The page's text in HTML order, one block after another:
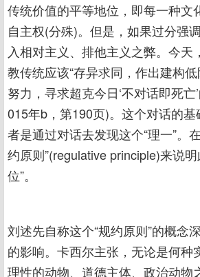
传统价值的平等地位，即每一种文
自主权(分殊)。但是，如果过分强
入相对主义、排他主义之弊。今天
教传统应该“存异求同，作出建构
努力，寻求超克今日‘不对话即死亡
015年b，第190页)。这个对话的基
者是通过对话去发现这个“理一”。
约原则”(regulative principle)来说明
位”。
刘述先自称这个“规约原则”的概念
的影响。卡西尔主张，无论是何种
理性的动物、道德主体、政治动物